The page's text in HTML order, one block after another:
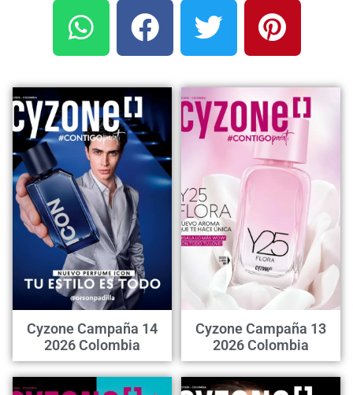
Cyzone Campaña 14
2026 Colombia
Cyzone Campaña 13
2026 Colombia